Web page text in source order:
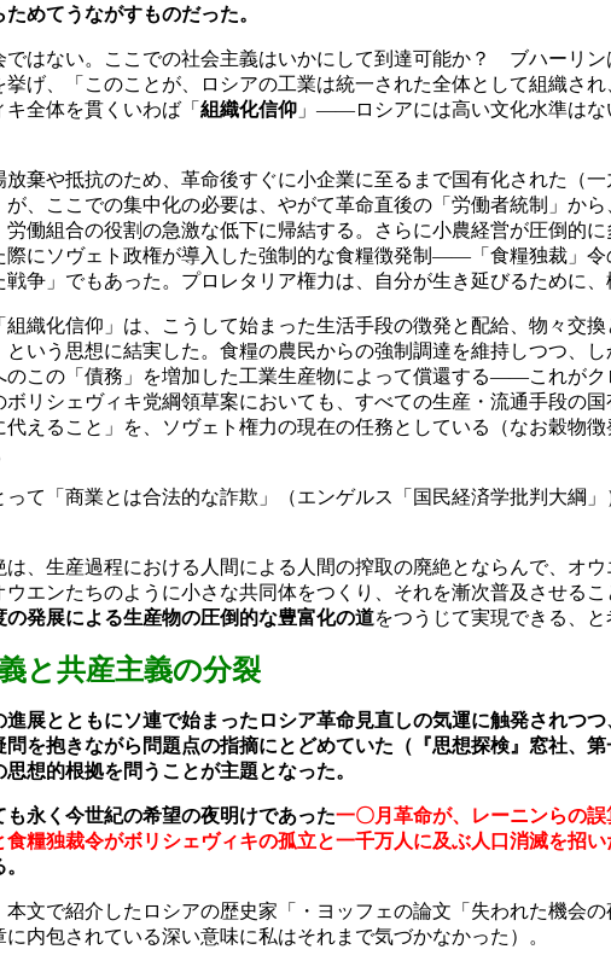
めてうながすものだった。
はない。ここでの社会主義はいかにして到達可能か？ ブハーリン
げ、「このことが、ロシアの工業は統一された全体として組織さ
全体を貫くいわば「 組織化信仰 」――ロシアには高い文化水準は
棄や抵抗のため、革命後すぐに小企業に至るまで国有化された（
、ここでの集中化の必要は、やがて革命直後の「労働者統制」か
働組合の役割の急激な低下に帰結する。さらに小農経営が圧倒的
際にソヴェト政権が導入した強制的な食糧徴発制――「食糧独裁」
争」でもあった。プロレタリア権力は、自分が生き延びるために
織化信仰」は、こうして始まった生活手段の徴発と配給、物々交
いう思想に結実した。食糧の農民からの強制調達を維持しつつ、
のこの「債務」を増加した工業生産物によって償還する――これが
リシェヴィキ党綱領草案においても、すべての生産・流通手段の
えること」を、ソヴェト権力の現在の任務としている（なお穀物
て「商業とは合法的な詐欺」（エンゲルス「国民経済学批判大綱」
、生産過程における人間による人間の搾取の廃絶とならんで、オ
ウエンたちのように小さな共同体をつくり、それを漸次普及させ
発展による生産物の圧倒的な豊富化の道をつうじて実現できる、と
と共産主義の分裂
展とともにソ連で始まったロシア革命見直しの気運に触発されつつ
を抱きながら問題点の指摘にとどめていた（『思想探検』窓社、
想的根拠を問うことが主題となった。
永く今世紀の希望の夜明けであった一〇月革命が、レーニンらの
糧独裁令がボリシェヴィキの孤立と一千万人に及ぶ人口消滅を招
文で紹介したロシアの歴史家「・ヨッフェの論文「失われた機会
内包されている深い意味に私はそれまで気づかなかった）。